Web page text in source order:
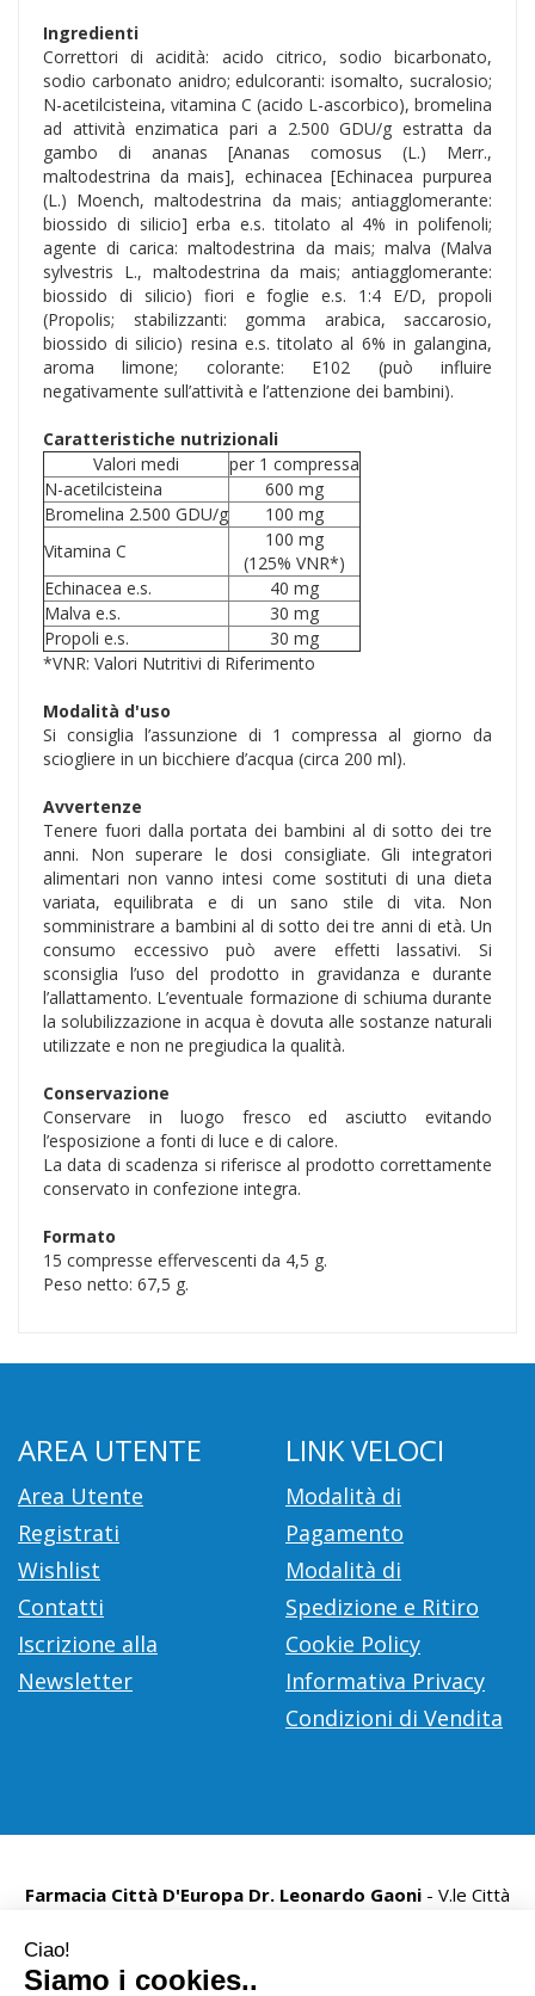
Ingredienti
Correttori di acidità: acido citrico, sodio bicarbonato,
sodio carbonato anidro; edulcoranti: isomalto, sucralosio;
N-acetilcisteina, vitamina C (acido L-ascorbico), bromelina
ad attività enzimatica pari a 2.500 GDU/g estratta da
gambo di ananas [Ananas comosus (L.) Merr.,
maltodestrina da mais], echinacea [Echinacea purpurea
(L.) Moench, maltodestrina da mais; antiagglomerante:
biossido di silicio] erba e.s. titolato al 4% in polifenoli;
agente di carica: maltodestrina da mais; malva (Malva
sylvestris L., maltodestrina da mais; antiagglomerante:
biossido di silicio) fiori e foglie e.s. 1:4 E/D, propoli
(Propolis; stabilizzanti: gomma arabica, saccarosio,
biossido di silicio) resina e.s. titolato al 6% in galangina,
aroma limone; colorante: E102 (può influire
negativamente sull’attività e l’attenzione dei bambini).
Caratteristiche nutrizionali
Valori medi
per 1 compressa
N-acetilcisteina
600 mg
Bromelina 2.500 GDU/g
100 mg
Vitamina C
100 mg
(125% VNR*)
Echinacea e.s.
40 mg
Malva e.s.
30 mg
Propoli e.s.
30 mg
*VNR: Valori Nutritivi di Riferimento
Modalità d'uso
Si consiglia l’assunzione di 1 compressa al giorno da
sciogliere in un bicchiere d’acqua (circa 200 ml).
Avvertenze
Tenere fuori dalla portata dei bambini al di sotto dei tre
anni. Non superare le dosi consigliate. Gli integratori
alimentari non vanno intesi come sostituti di una dieta
variata, equilibrata e di un sano stile di vita. Non
somministrare a bambini al di sotto dei tre anni di età. Un
consumo eccessivo può avere effetti lassativi. Si
sconsiglia l’uso del prodotto in gravidanza e durante
l’allattamento. L’eventuale formazione di schiuma durante
la solubilizzazione in acqua è dovuta alle sostanze naturali
utilizzate e non ne pregiudica la qualità.
Conservazione
Conservare in luogo fresco ed asciutto evitando
l’esposizione a fonti di luce e di calore.
La data di scadenza si riferisce al prodotto correttamente
conservato in confezione integra.
Formato
15 compresse effervescenti da 4,5 g.
Peso netto: 67,5 g.
AREA UTENTE
Area Utente
Registrati
Wishlist
Contatti
Iscrizione alla
Newsletter
LINK VELOCI
Modalità di
Pagamento
Modalità di
Spedizione e Ritiro
Cookie Policy
Informativa Privacy
Condizioni di Vendita
Farmacia Città D'Europa Dr. Leonardo Gaoni - V.le Città
info@farmace.it
Numero R.E.A.: 1176469